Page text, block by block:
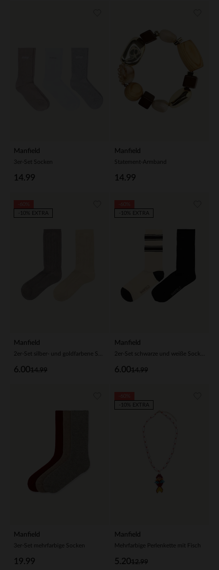
Manfield
3er-Set Socken
14.99
Manfield
Statement-Armband
14.99
Manfield
14.99
6.00
-10% EXTRA
Manfield
14.99
6.00
-10% EXTRA
Manfield
3er-Set mehrfarbige Socken
19.99
Manfield
Mehrfarbige Perlenkette mit Fisch
12.99
5.20
-10% EXTRA